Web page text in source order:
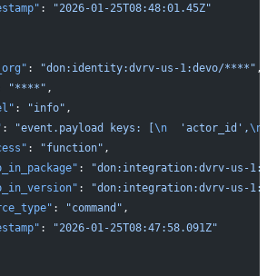
:
"2026-01-25T08:48:01.45Z"
: "don:identity:dvrv-us-1:devo/****" ,
"****" ,
: "info" ,
: "event.payload keys: [ \n
  'actor_id',
\n
: "function" ,
:
"don:integration:dvrv-us-
:
"don:integration:dvrv-us-
: "command" ,
:
"2026-01-25T08:47:58.091Z"